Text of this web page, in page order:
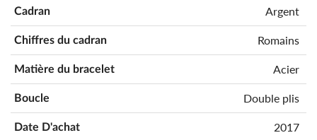
Cadran Argent
Chiffres du cadran Romains
Matière du bracelet Acier
Boucle Double plis
Date D'achat 2017